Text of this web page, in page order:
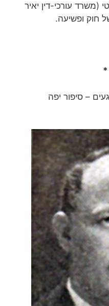
(משרד עורכי-דין‏ יאיר
חוק ופשיעה.
– סיפור יפה